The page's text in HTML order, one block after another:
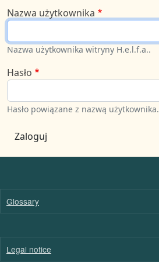
Nazwa użytkownika
Nazwa użytkownika witryny H.e.l.f.a..
Hasło
Hasło powiązane z nazwą użytkownika.
Zaloguj
Glossary
Legal notice